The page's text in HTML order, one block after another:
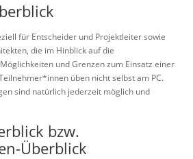
für Entscheider und Projektleiter sowie
die im Hinblick auf die
und Grenzen zum Einsatz einer
üben nicht selbst am PC.
sind natürlich jederzeit möglich und
bzw.
Überblick